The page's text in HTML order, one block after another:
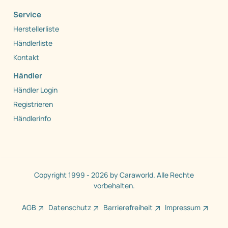
Service
Herstellerliste
Händlerliste
Kontakt
Händler
Händler Login
Registrieren
Händlerinfo
Copyright 1999 - 2026 by Caraworld. Alle Rechte
vorbehalten.
AGB Datenschutz Barrierefreiheit Impressum